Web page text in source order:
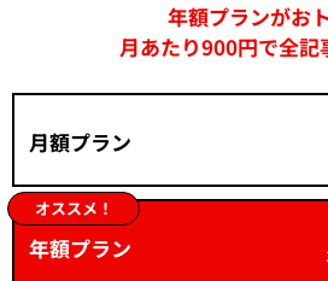
年額プランがお
月あたり900円で全記
月額プラン
オススメ！
年額プラン